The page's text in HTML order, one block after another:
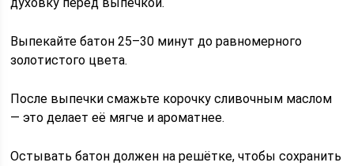
Выпекайте батон 25–30 минут до равномерного
золотистого цвета.
После выпечки смажьте корочку сливочным маслом
— это делает её мягче и ароматнее.
Остывать батон должен на решётке, чтобы сохранить